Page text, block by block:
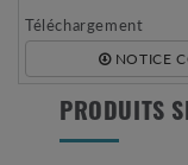
Téléchargement
NOTICE
PRODUITS